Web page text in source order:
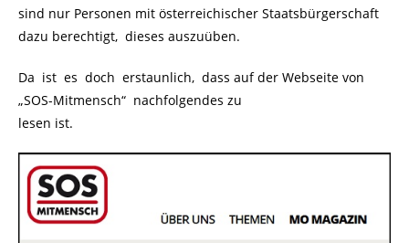
sind nur Personen mit österreichischer Staatsbürgerschaft
dazu berechtigt, dieses auszuüben.
Da ist es doch erstaunlich, dass auf der Webseite von
„SOS-Mitmensch“ nachfolgendes zu
lesen ist.